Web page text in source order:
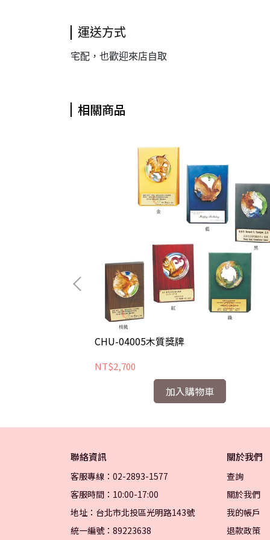
運送方式
宅配，也歡迎來店自取
相關商品
CHU-04005木質獎牌
NT$2,700
加入購物車
聯絡資訊
客服專線：02-2893-1577
客服時間：10:00-17:00
地址：台北市北投區光明路143號
統一編號：89223638
關於我們
查詢
關於我們
我的帳戶
退款政策